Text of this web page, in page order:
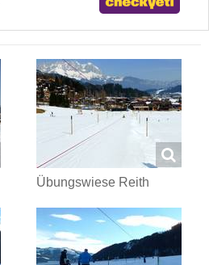
Übungswiese Reith